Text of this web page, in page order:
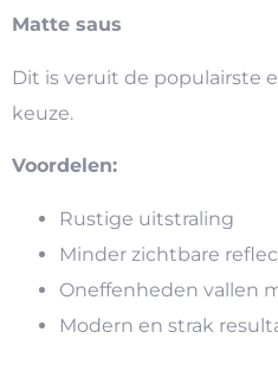
Matte saus
Dit is veruit de populairste
keuze.
Voordelen:
Rustige uitstraling
Minder zichtbare
Oneffenheden vallen
Modern en strak